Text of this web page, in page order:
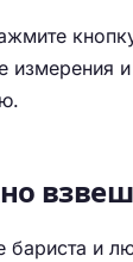
измерения
бариста и